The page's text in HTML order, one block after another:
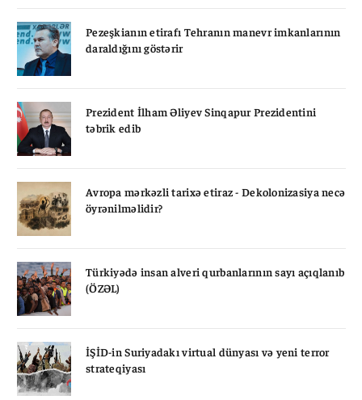
Pezeşkianın etirafı Tehranın manevr imkanlarının
daraldığını göstərir
Prezident İlham Əliyev Sinqapur Prezidentini
təbrik edib
Avropa mərkəzli tarixə etiraz - Dekolonizasiya necə
öyrənilməlidir?
Türkiyədə insan alveri qurbanlarının sayı açıqlanıb
(ÖZƏL)
İŞİD-in Suriyadakı virtual dünyası və yeni terror
strateqiyası